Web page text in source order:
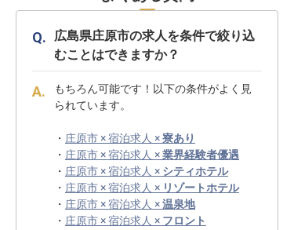
広島県庄原市の求人を条件で絞り込
むことはできますか？
もちろん可能です！以下の条件がよく見
られています。
・ 庄原市 × 宿泊求人 ×寮あり
・ 庄原市 × 宿泊求人 ×業界経験者優遇
・ 庄原市 × 宿泊求人 × シティホテル
・ 庄原市 × 宿泊求人 × リゾートホテル
・ 庄原市 × 宿泊求人 ×温泉地
・ 庄原市 × 宿泊求人 × フロント